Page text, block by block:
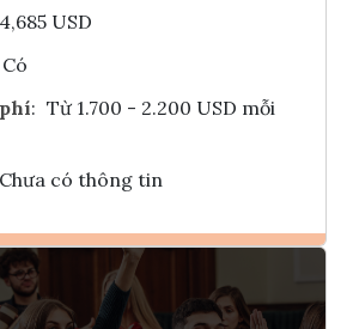
USD
Có
: Từ 1.700 - 2.200 USD mỗi
Chưa có thông tin
Ghi danh